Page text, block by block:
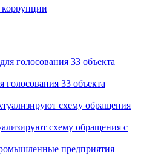
33 объекта
схему обращения с